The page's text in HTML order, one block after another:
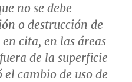
no se debe
o destrucción de
cita, en las áreas
de la superficie
cambio de uso de